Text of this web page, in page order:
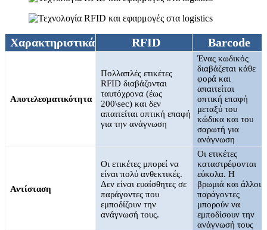
Χαρακτηριστικά RFID Barcode
Αποτελεσματικότητα
Πολλαπλές ετικέτες
RFID διαβάζονται
ταυτόχρονα (έως
200\sec) και δεν
απαιτείται οπτική επαφή
για την ανάγνωση
Ένας κωδικός
διαβάζεται κάθε
φορά και
απαιτείται
οπτική επαφή
μεταξύ του
κώδικα και του
σαρωτή για
ανάγνωση
Αντίσταση
Οι ετικέτες μπορεί να
είναι πολύ ανθεκτικές.
Δεν είναι ευαίσθητες σε
παράγοντες που
εμποδίζουν την
ανάγνωσή τους.
Οι ετικέτες
καταστρέφονται
εύκολα. Η
βρωμιά και άλλοι
παράγοντες
μπορούν να
εμποδίσουν την
ανάγνωσή τους